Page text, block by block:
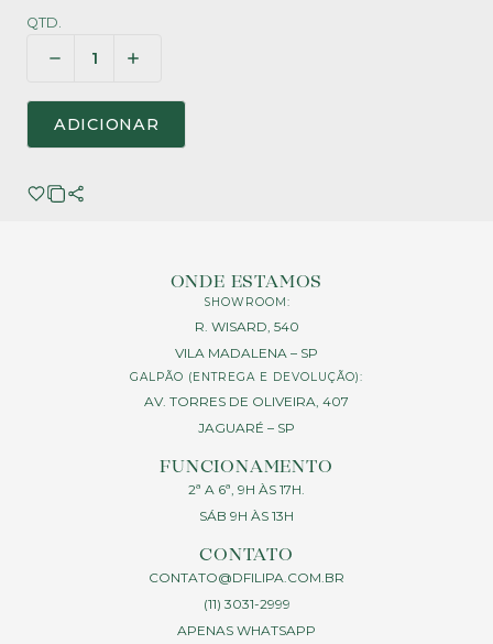
QTD.
ADICIONAR
ONDE ESTAMOS
SHOWROOM:
R. WISARD, 540
VILA MADALENA – SP
GALPÃO (ENTREGA E DEVOLUÇÃO):
AV. TORRES DE OLIVEIRA, 407
JAGUARÉ – SP
FUNCIONAMENTO
2ª A 6ª, 9H ÀS 17H.
SÁB 9H ÀS 13H
CONTATO
CONTATO@DFILIPA.COM.BR
(11) 3031-2999
APENAS WHATSAPP